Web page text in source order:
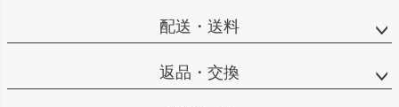
配送・送料
返品・交換